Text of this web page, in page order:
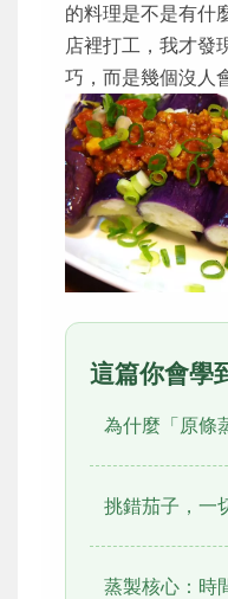
的料理是不是有什
店裡打工，我才發
巧，而是幾個沒人
這篇你會學
為什麼「原條
挑錯茄子，一
蒸製核心：時